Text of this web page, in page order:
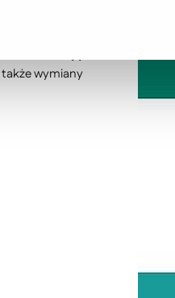
dając
wymiany